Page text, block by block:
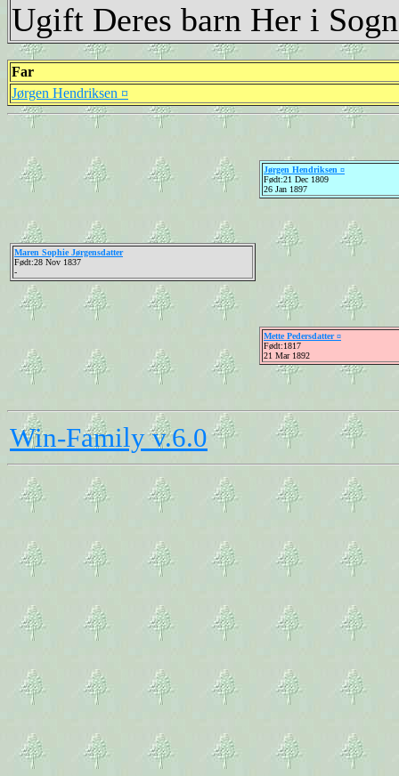
Ugift Deres barn Her i
Far
Jørgen Hendriksen ¤
Maren Sophie Jørgensdatter
Født:28 Nov 1837
-
Jørgen Hendriksen ¤
Født:21 Dec 1809
26 Jan 1897
Mette Pedersdatter ¤
Født:1817
21 Mar 1892
Win-Family v.6.0